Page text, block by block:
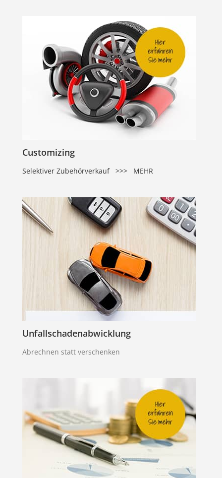
Customizing
Selektiver Zubehörverkauf >>> MEHR
Unfallschadenabwicklung
Abrechnen statt verschenken